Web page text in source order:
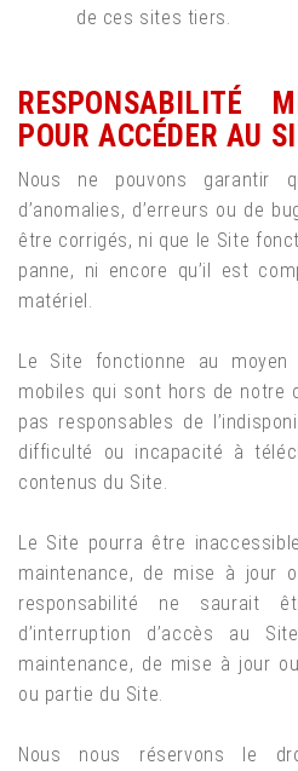
de ces sites tiers.
RESPONSABILITÉ
POUR ACCÉDER AU
Nous ne pouvons garantir
d’anomalies, d’erreurs ou de
être corrigés, ni que le Site
panne, ni encore qu’il est
matériel.
Le Site fonctionne au moyen
mobiles qui sont hors de notre
pas responsables de
difficulté ou incapacité à
contenus du Site.
Le Site pourra être
maintenance, de mise à jour
responsabilité ne saurait
d’interruption d’accès au
maintenance, de mise à jour
ou partie du Site.
Nous nous réservons le